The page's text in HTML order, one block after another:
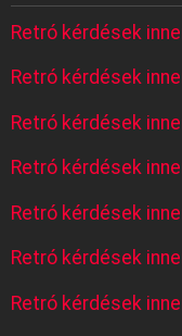
Retró kérdések
Retró kérdések
Retró kérdések
Retró kérdések
Retró kérdések
Retró kérdések
Retró kérdések